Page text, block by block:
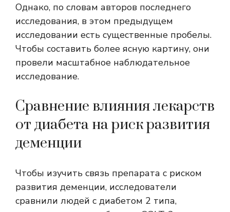
Однако, по словам авторов последнего
исследования, в этом предыдущем
исследовании есть существенные пробелы.
Чтобы составить более ясную картину, они
провели масштабное наблюдательное
исследование.
Сравнение влияния лекарств
от диабета на риск развития
деменции
Чтобы изучить связь препарата с риском
развития деменции, исследователи
сравнили людей с диабетом 2 типа,